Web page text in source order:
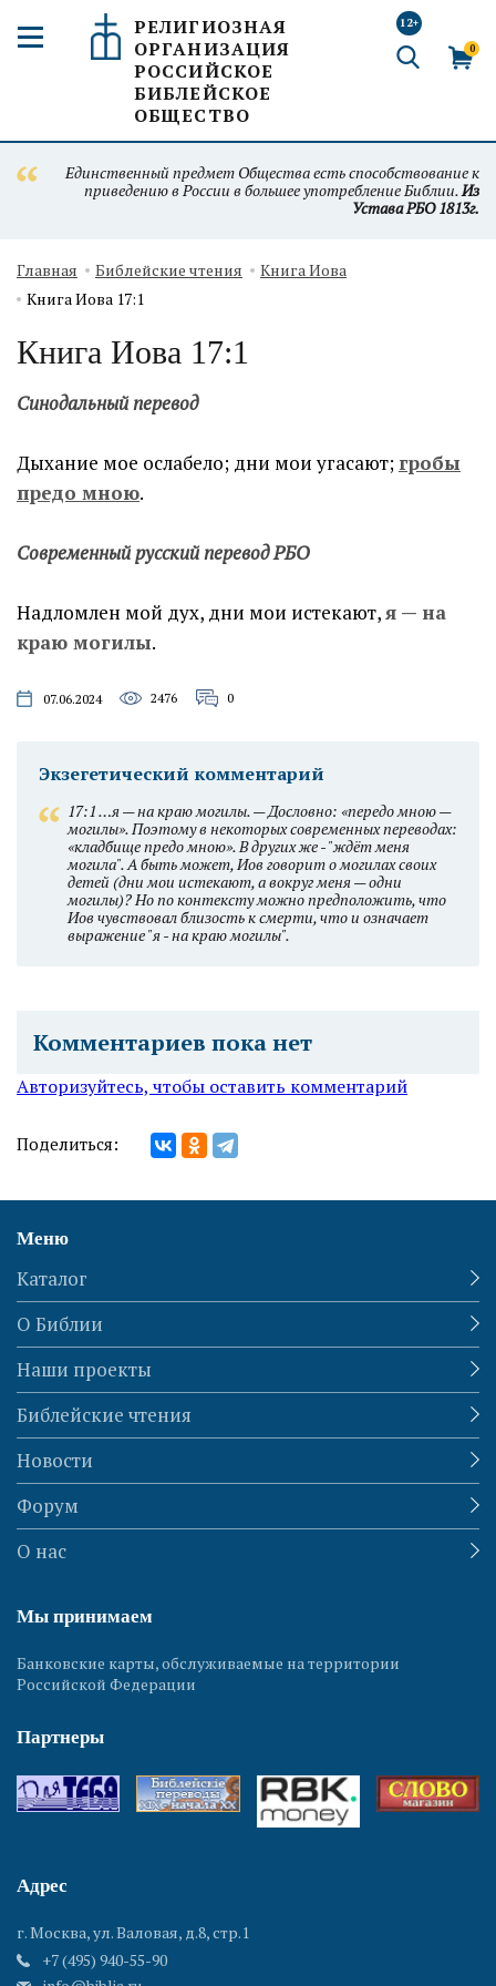
РЕЛИГИОЗНАЯ
ОРГАНИЗАЦИЯ
РОССИЙСКОЕ
БИБЛЕЙСКОЕ
ОБЩЕСТВО
12+
0
Единственный предмет Общества есть способствование к
приведению в России в большее употребление Библии.Из
Устава РБО 1813г.
Главная Библейские чтения
Книга Иова
Книга Иова 17:1
Книга Иова 17:1
Синодальный перевод
Дыхание мое ослабело; дни мои угасают; гробы
предо мною.
Современный русский перевод РБО
Надломлен мой дух, дни мои истекают,я — на
краю могилы.
07.06.2024 2476 0
Экзегетический комментарий
17:1 …я — на краю могилы. — Дословно: «передо мною —
могилы». Поэтому в некоторых современных переводах:
«кладбище предо мною». В других же - "ждёт меня
могила". А быть может, Иов говорит о могилах своих
детей (дни мои истекают, а вокруг меня — одни
могилы)? Но по контексту можно предположить, что
Иов чувствовал близость к смерти, что и означает
выражение "я - на краю могилы".
Комментариев пока нет
Авторизуйтесь, чтобы оставить комментарий
Поделиться:
Меню
Каталог
О Библии
Наши проекты
Библейские чтения
Новости
Форум
О нас
Мы принимаем
Банковские карты, обслуживаемые на территории
Российской Федерации
Партнеры
Адрес
г. Москва, ул. Валовая, д.8, стр.1
+7 (495) 940-55-90